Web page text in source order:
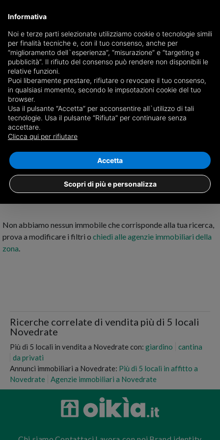
Ricevi copia del giornale via mail
Scegli giornale
Nessun risultato per
ascensore in vendita a Novedrate
Non abbiamo nessun immobile che corrisponde alla tua ricerca,
prova a modificare i filtri o chiedi alle agenzie immobiliari della
zona.
Ricerche correlate di vendita più di 5 locali
Novedrate
Più di 5 locali in vendita a Novedrate con: giardino
cantina
da privati
Annunci immobiliari a Novedrate: Più di 5 locali in affitto a
Novedrate
Agenzie immobiliari a Novedrate
Informativa
Noi e terze parti selezionate utilizziamo cookie o tecnologie simili
per finalità tecniche e, con il tuo consenso, anche per
“miglioramento dell`esperienza”, “misurazione” e “targeting e
pubblicità”. Il rifiuto del consenso può rendere non disponibili le
relative funzioni.
Puoi liberamente prestare, rifiutare o revocare il tuo consenso,
in qualsiasi momento, secondo le impsotazioni cookie del tuo
browser.
Usa il pulsante “Accetta” per acconsentire all`utilizzo di tali
tecnologie. Usa il pulsante “Rifiuta” per continuare senza
accettare.
Clicca qui per rifiutare
Scopri di più e personalizza
Accetta